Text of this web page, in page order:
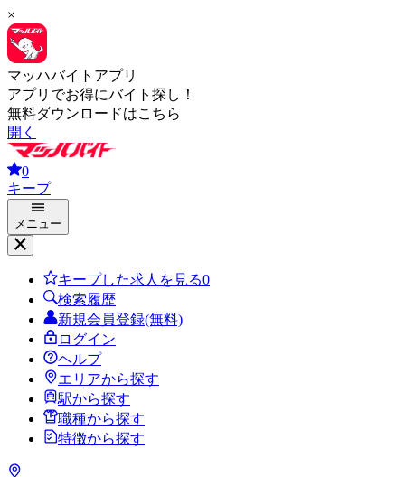
×
マッハバイトアプリ
アプリでお得にバイト探し！
無料ダウンロードはこちら
開く
0
キープ
メニュー
キープした求人を見る0
検索履歴
新規会員登録(無料)
ログイン
ヘルプ
エリアから探す
駅から探す
職種から探す
特徴から探す